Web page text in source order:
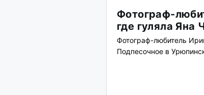
Фотограф-
где гуляла Яна
Фотограф-любитель
Подпесочное в